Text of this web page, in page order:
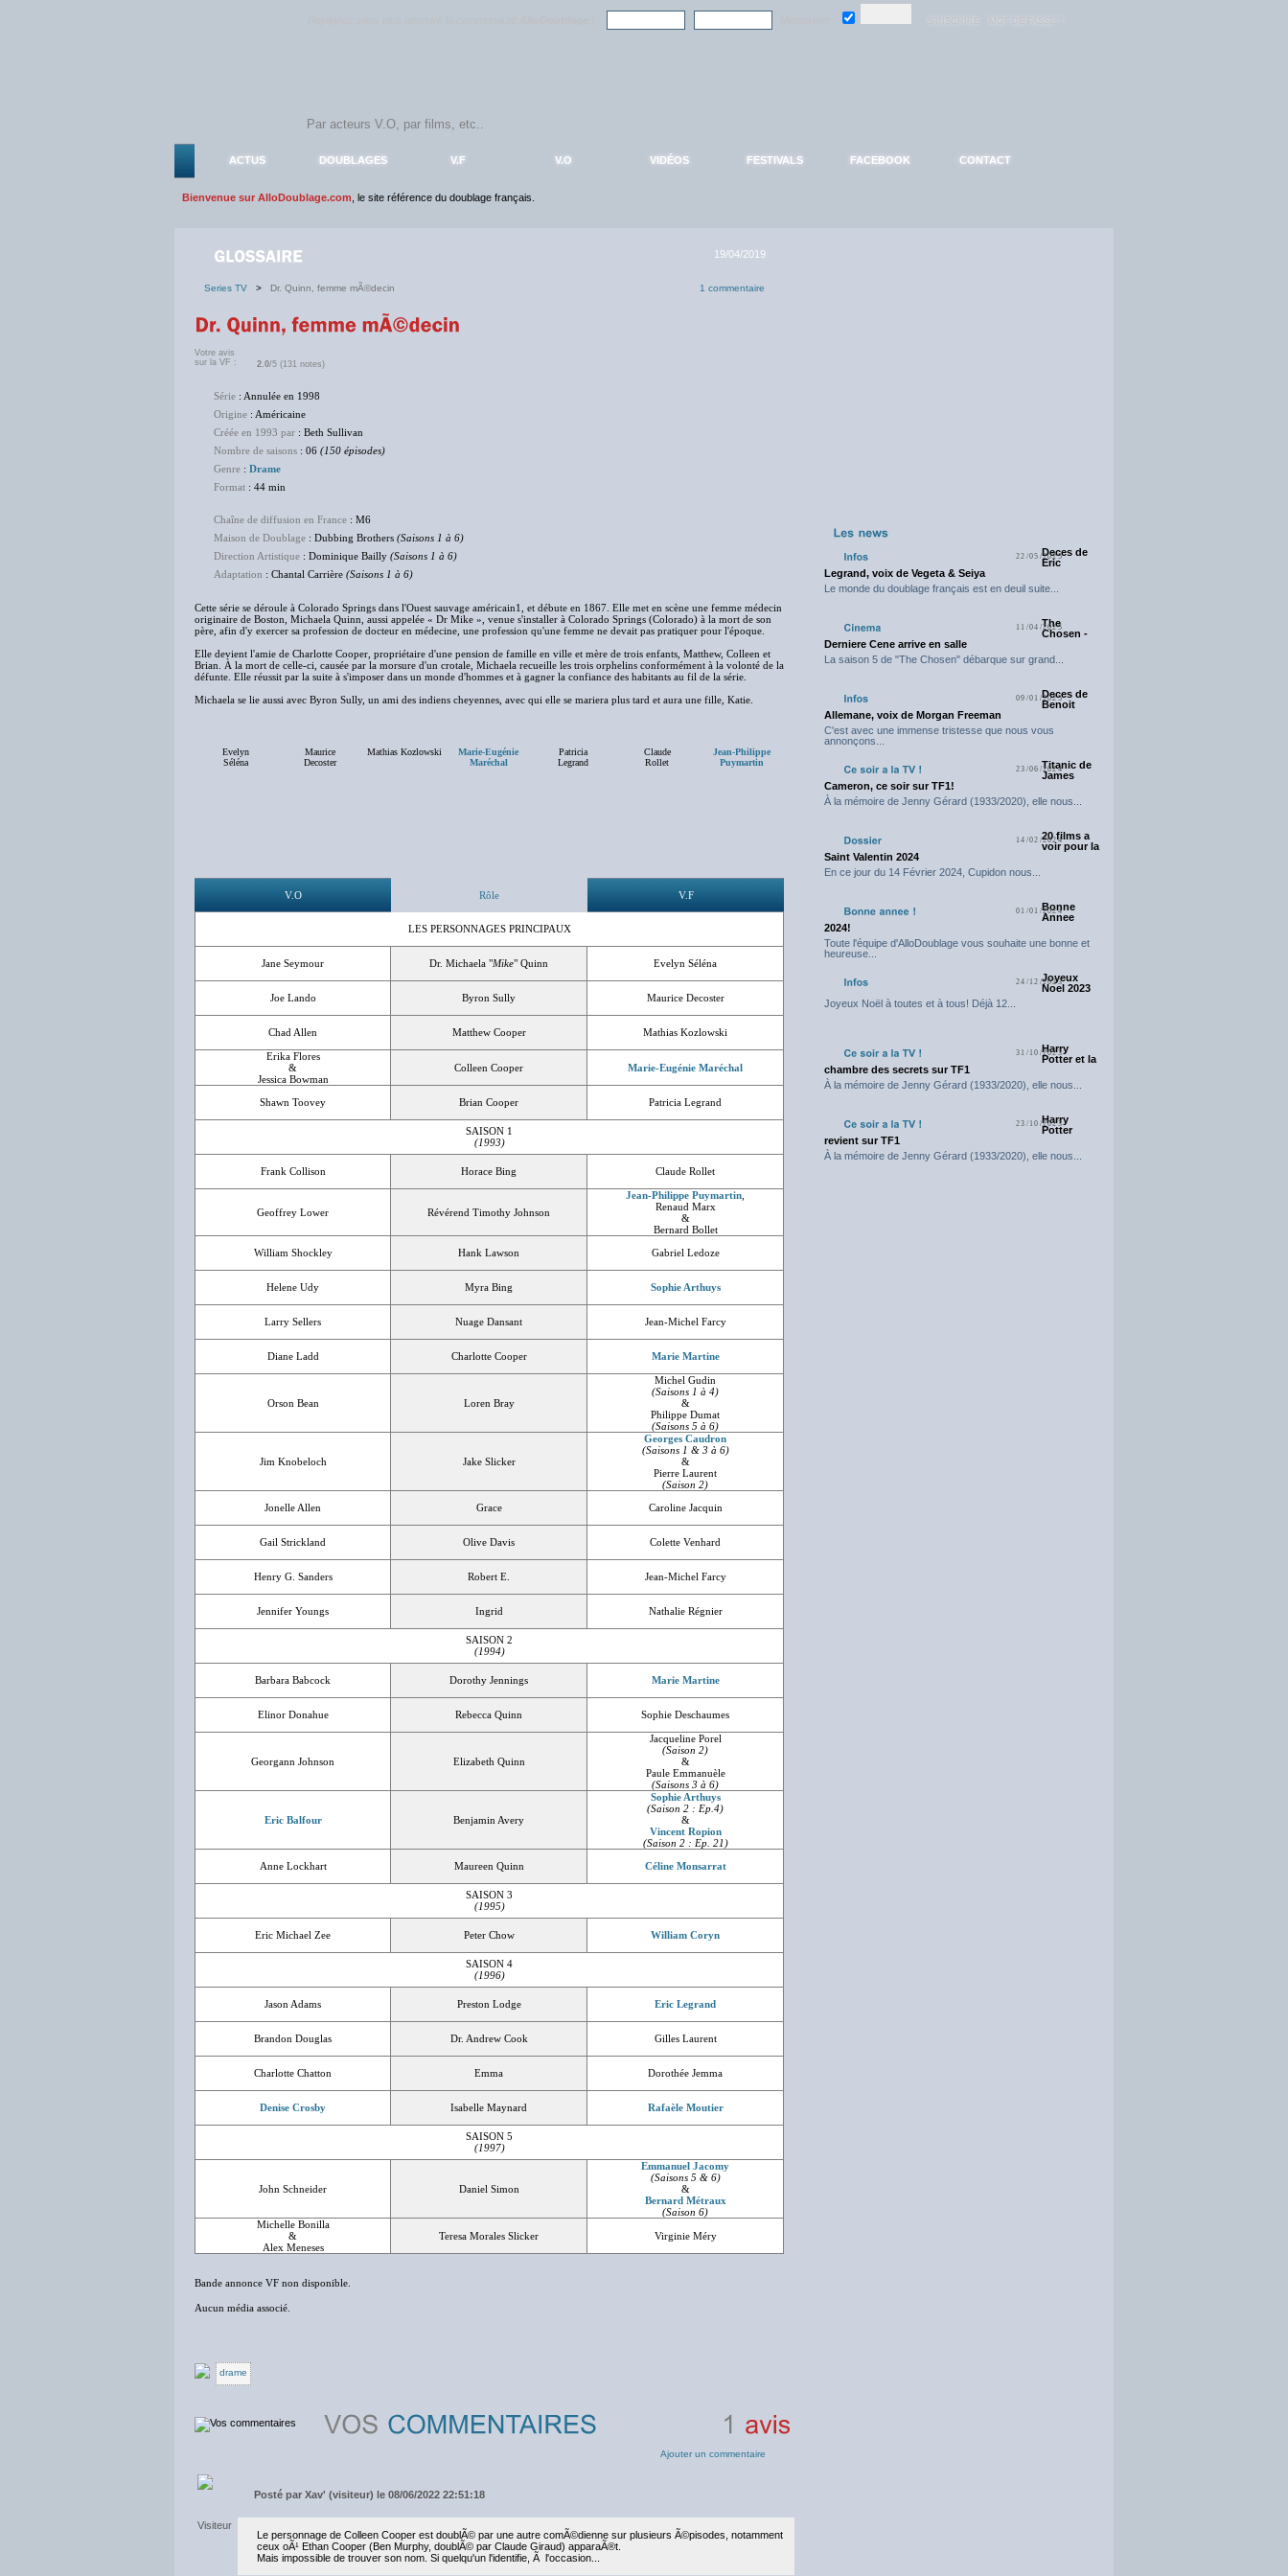
ACTUS DOUBLAGES V.F V.O VIDÉOS FESTIVALS FACEBOOK CONTACT
Bienvenue sur AlloDoublage.com , le site référence du doublage français.
19/04/2019
Series TV > Dr. Quinn, femme mÃ©decin 1 commentaire
Votre avis
sur la VF :
2.0/5 (131 notes)
Série : Annulée en 1998
Origine : Américaine
Créée en 1993 par : Beth Sullivan
Nombre de saisons : 06 (150 épisodes)
Genre : Drame
Format : 44 min
Chaîne de diffusion en France : M6
Maison de Doublage : Dubbing Brothers (Saisons 1 à 6)
Direction Artistique : Dominique Bailly (Saisons 1 à 6)
Adaptation : Chantal Carrière (Saisons 1 à 6)
Cette série se déroule à Colorado Springs dans l'Ouest sauvage américain1, et débute en 1867. Elle met en scène une femme médecin
originaire de Boston, Michaela Quinn, aussi appelée « Dr Mike », venue s'installer à Colorado Springs (Colorado) à la mort de son
père, afin d'y exercer sa profession de docteur en médecine, une profession qu'une femme ne devait pas pratiquer pour l'époque.
Elle devient l'amie de Charlotte Cooper, propriétaire d'une pension de famille en ville et mère de trois enfants, Matthew, Colleen et
Brian. À la mort de celle-ci, causée par la morsure d'un crotale, Michaela recueille les trois orphelins conformément à la volonté de la
défunte. Elle réussit par la suite à s'imposer dans un monde d'hommes et à gagner la confiance des habitants au fil de la série.
Michaela se lie aussi avec Byron Sully, un ami des indiens cheyennes, avec qui elle se mariera plus tard et aura une fille, Katie.
Evelyn
Séléna
Maurice
Decoster
Mathias Kozlowski
Marie-Eugénie
Maréchal
Patricia
Legrand
Claude
Rollet
Jean-Philippe
Puymartin
V.O Rôle V.F
LES PERSONNAGES PRINCIPAUX
Jane Seymour Dr. Michaela "Mike" Quinn Evelyn Séléna
Joe Lando Byron Sully Maurice Decoster
Chad Allen Matthew Cooper Mathias Kozlowski
Erika Flores
&
Jessica Bowman
Colleen Cooper Marie-Eugénie Maréchal
Shawn Toovey Brian Cooper Patricia Legrand
SAISON 1
(1993)
Frank Collison Horace Bing Claude Rollet
Geoffrey Lower Révérend Timothy Johnson
Jean-Philippe Puymartin
Renaud Marx
&
Bernard Bollet
William Shockley
Hank Lawson Gabriel Ledoze
Helene Udy Myra Bing Sophie Arthuys
Larry Sellers Nuage Dansant Jean-Michel Farcy
Diane Ladd Charlotte Cooper Marie Martine
Orson Bean Loren Bray
Michel Gudin
(Saisons 1 à 4)
&
Philippe Dumat
(Saisons 5 à 6)
Jim Knobeloch Jake Slicker
Georges Caudron
(Saisons 1 & 3 à 6)
&
Pierre Laurent
(Saison 2)
Jonelle Allen
Grace Caroline Jacquin
Gail Strickland Olive Davis Colette Venhard
Henry G. Sanders Robert E. Jean-Michel Farcy
Jennifer Youngs Ingrid Nathalie Régnier
SAISON 2
(1994)
Barbara Babcock Dorothy Jennings Marie Martine
Elinor Donahue Rebecca Quinn Sophie Deschaumes
Georgann Johnson Elizabeth Quinn
Jacqueline Porel
(Saison 2)
&
Paule Emmanuèle
(Saisons 3 à 6)
Eric Balfour Benjamin Avery
Sophie Arthuys
(Saison 2 : Ep.4)
&
Vincent Ropion
(Saison 2 : Ep. 21)
Anne Lockhart
Maureen Quinn Céline Monsarrat
SAISON 3
(1995)
Eric Michael Zee Peter Chow William Coryn
SAISON 4
(1996)
Jason Adams Preston Lodge Eric Legrand
Brandon Douglas Dr. Andrew Cook Gilles Laurent
Charlotte Chatton Emma Dorothée Jemma
Denise Crosby Isabelle Maynard Rafaèle Moutier
SAISON 5
(1997)
John Schneider Daniel Simon
Emmanuel Jacomy
(Saisons 5 & 6)
&
Bernard Métraux
(Saison 6)
Michelle Bonilla
&
Alex Meneses
Teresa Morales Slicker Virginie Méry
Bande annonce VF non disponible.
Aucun média associé.
drame
Ajouter un commentaire
Posté par Xav' (visiteur) le 08/06/2022 22:51:18
Le personnage de Colleen Cooper est doublÃ© par une autre comÃ©dienne sur plusieurs Ã©pisodes, notamment
ceux oÃ¹ Ethan Cooper (Ben Murphy, doublÃ© par Claude Giraud) apparaÃ®t.
Mais impossible de trouver son nom. Si quelqu'un l'identifie, Ã l'occasion...
22/05/2025Deces de
Eric
Legrand, voix de Vegeta & Seiya
Le monde du doublage français est en deuil suite...
11/04/2025
The
Chosen -
Derniere Cene arrive en salle
La saison 5 de "The Chosen" débarque sur grand...
09/01/2025Deces de
Benoit
Allemane, voix de Morgan Freeman
C'est avec une immense tristesse que nous vous
annonçons...
23/06/2024Titanic de
James
Cameron, ce soir sur TF1!
À la mémoire de Jenny Gérard (1933/2020), elle nous...
14/02/202420 films a
voir pour la
Saint Valentin 2024
En ce jour du 14 Février 2024, Cupidon nous...
01/01/2024
Bonne
Annee
2024!
Toute l'équipe d'AlloDoublage vous souhaite une bonne et
heureuse...
24/12/2023
Joyeux
Noel 2023
Joyeux Noël à toutes et à tous! Déjà 12...
31/10/2023
Harry
Potter et la
chambre des secrets sur TF1
À la mémoire de Jenny Gérard (1933/2020), elle nous...
23/10/2023
Harry
Potter
revient sur TF1
À la mémoire de Jenny Gérard (1933/2020), elle nous...